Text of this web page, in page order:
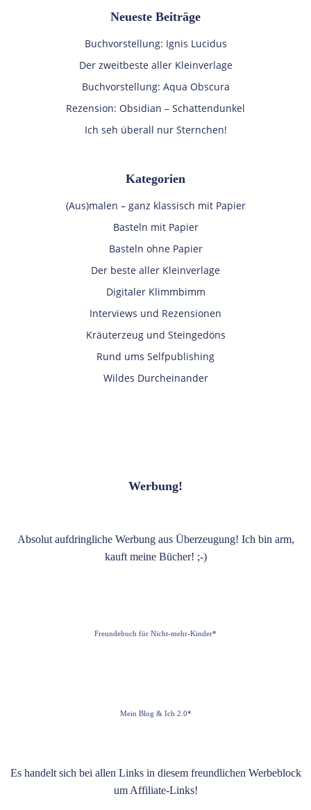
Neueste Beiträge
Buchvorstellung: Ignis Lucidus
Der zweitbeste aller Kleinverlage
Buchvorstellung: Aqua Obscura
Rezension: Obsidian – Schattendunkel
Ich seh überall nur Sternchen!
Kategorien
(Aus)malen – ganz klassisch mit Papier
Basteln mit Papier
Basteln ohne Papier
Der beste aller Kleinverlage
Digitaler Klimmbimm
Interviews und Rezensionen
Kräuterzeug und Steingedöns
Rund ums Selfpublishing
Wildes Durcheinander
Werbung!
Absolut aufdringliche Werbung aus Überzeugung! Ich bin arm,
kauft meine Bücher! ;-)
Freundebuch für Nicht-mehr-Kinder*
Mein Blog & Ich 2.0*
Es handelt sich bei allen Links in diesem freundlichen Werbeblock
um Affiliate-Links!